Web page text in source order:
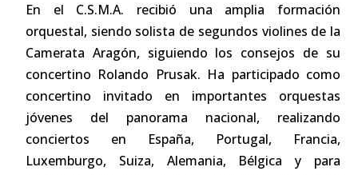
En el C.S.M.A. recibió una amplia formación
orquestal, siendo solista de segundos violines de la
Camerata Aragón, siguiendo los consejos de su
concertino Rolando Prusak. Ha participado como
concertino invitado en importantes orquestas
jóvenes del panorama nacional, realizando
conciertos en España, Portugal, Francia,
Luxemburgo, Suiza, Alemania, Bélgica y para